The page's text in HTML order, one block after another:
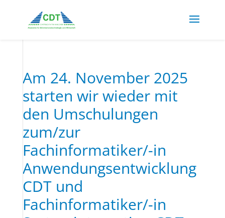
Am 24. November 2025
starten wir wieder mit
den Umschulungen
zum/zur
Fachinformatiker/-in
Anwendungsentwicklung
CDT und
Fachinformatiker/-in